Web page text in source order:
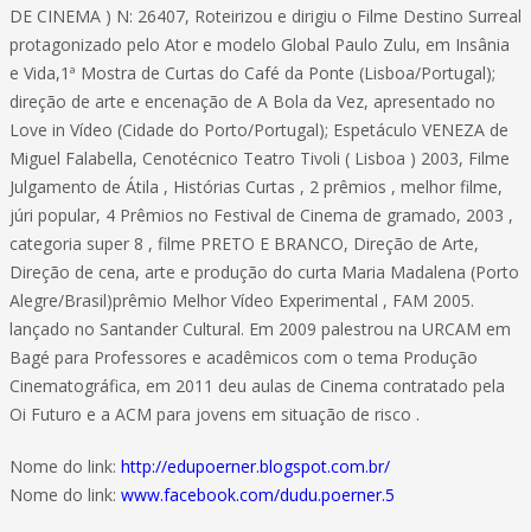
DE CINEMA ) N: 26407, Roteirizou e dirigiu o Filme Destino Surreal
protagonizado pelo Ator e modelo Global Paulo Zulu, em Insânia
e Vida,1ª Mostra de Curtas do Café da Ponte (Lisboa/Portugal);
direção de arte e encenação de A Bola da Vez, apresentado no
Love in Vídeo (Cidade do Porto/Portugal); Espetáculo VENEZA de
Miguel Falabella, Cenotécnico Teatro Tivoli ( Lisboa ) 2003, Filme
Julgamento de Átila , Histórias Curtas , 2 prêmios , melhor filme,
júri popular, 4 Prêmios no Festival de Cinema de gramado, 2003 ,
categoria super 8 , filme PRETO E BRANCO, Direção de Arte,
Direção de cena, arte e produção do curta Maria Madalena (Porto
Alegre/Brasil)prêmio Melhor Vídeo Experimental , FAM 2005.
lançado no Santander Cultural. Em 2009 palestrou na URCAM em
Bagé para Professores e acadêmicos com o tema Produção
Cinematográfica, em 2011 deu aulas de Cinema contratado pela
Oi Futuro e a ACM para jovens em situação de risco .
Nome do link: http://edupoerner.blogspot.com.br/
Nome do link: www.facebook.com/dudu.poerner.5